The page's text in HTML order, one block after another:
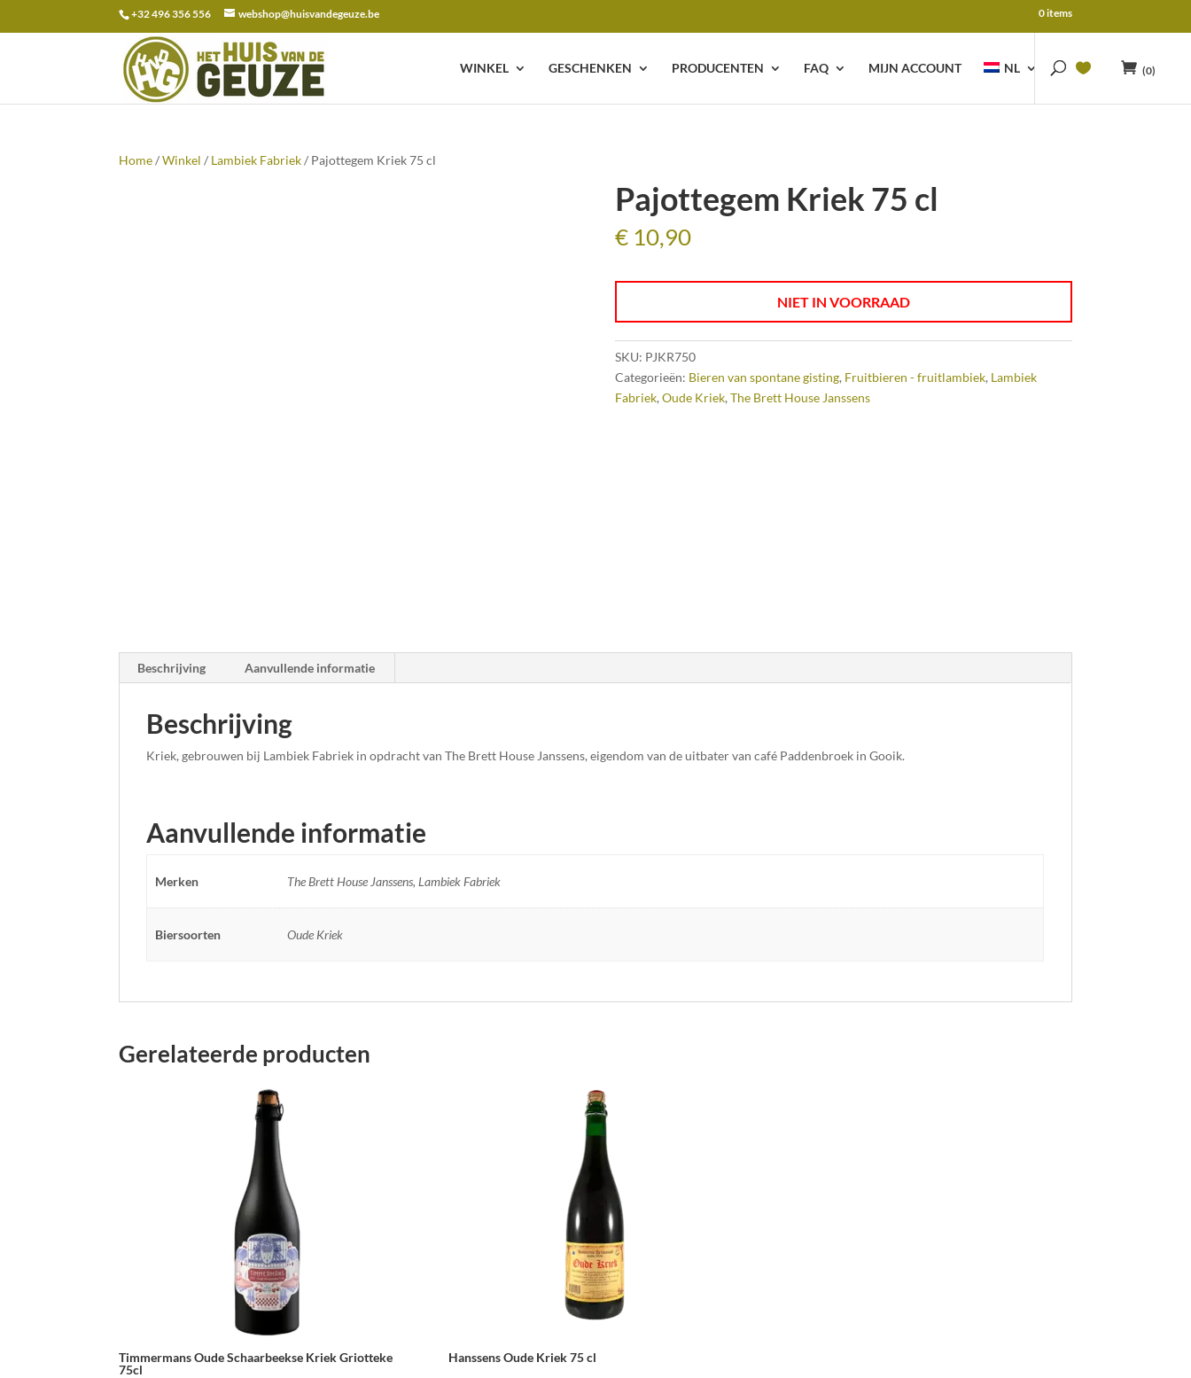
+32 496 356 556 webshop@huisvandegeuze.be 0 items
WINKEL GESCHENKEN PRODUCENTEN FAQ MIJN ACCOUNT NL (0)
Zoeken
naar:
Home/Winkel / Lambiek Fabriek/ Pajottegem Kriek 75 cl
Pajottegem Kriek 75 cl
€10,90
NIET IN VOORRAAD
SKU: PJKR750
Categorieën: Bieren van spontane gisting, Fruitbieren - fruitlambiek, Lambiek
Fabriek, Oude Kriek, The Brett House Janssens
Beschrijving Aanvullende informatie
Beschrijving
Kriek, gebrouwen bij Lambiek Fabriek in opdracht van The Brett House Janssens, eigendom van de uitbater van café Paddenbroek in Gooik.
Aanvullende informatie
Merken The Brett House Janssens, Lambiek Fabriek
Biersoorten Oude Kriek
Gerelateerde producten
Timmermans Oude Schaarbeekse Kriek Griotteke
75cl
Hanssens Oude Kriek 75 cl